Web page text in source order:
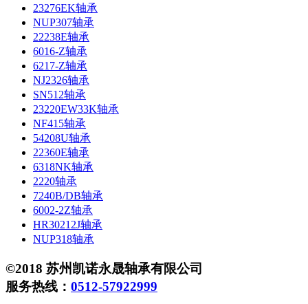
23276EK轴承
NUP307轴承
22238E轴承
6016-Z轴承
6217-Z轴承
NJ2326轴承
SN512轴承
23220EW33K轴承
NF415轴承
54208U轴承
22360E轴承
6318NK轴承
2220轴承
7240B/DB轴承
6002-2Z轴承
HR30212J轴承
NUP318轴承
©2018 苏州凯诺永晟轴承有限公司
服务热线： 0512-57922999